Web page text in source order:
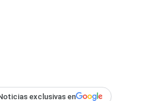
exclusivas en